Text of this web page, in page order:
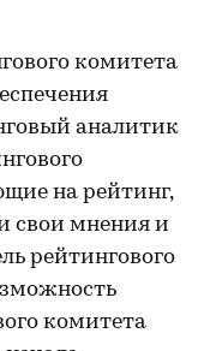
комитета
аналитик
на рейтинг,
свои мнения и
рейтингового
комитета